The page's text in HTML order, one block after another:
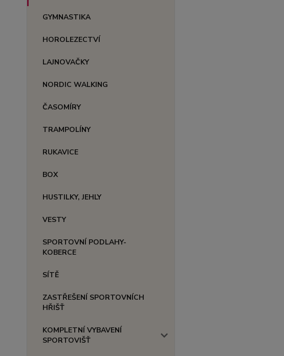
GYMNASTIKA
HOROLEZECTVÍ
LAJNOVAČKY
NORDIC WALKING
ČASOMÍRY
TRAMPOLÍNY
RUKAVICE
BOX
HUSTILKY, JEHLY
VESTY
SPORTOVNÍ PODLAHY-
KOBERCE
SÍTĚ
ZASTŘEŠENÍ SPORTOVNÍCH
HŘIŠŤ
KOMPLETNÍ VYBAVENÍ
SPORTOVIŠŤ